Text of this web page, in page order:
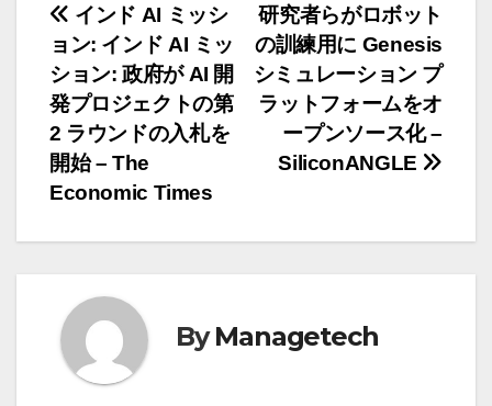
投
稿
ナ
ビ
ゲ
ー
シ
ョ
ン
研究者らがロボット
の訓練用に Genesis
シミュレーション プ
ラットフォームをオ
ープンソース化 –
SiliconANGLE
インド AI ミッシ
ョン: インド AI ミッ
ション: 政府が AI 開
発プロジェクトの第
2 ラウンドの入札を
開始 – The
Economic Times
ByManagetech